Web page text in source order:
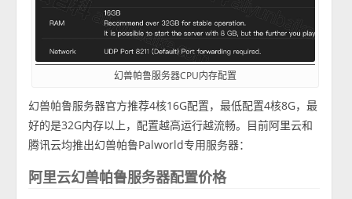
幻兽帕鲁服务器CPU内存配置
幻兽帕鲁服务器官方推荐4核16G配置，最低配置4核8G，最
好的是32G内存以上，配置越高运行越流畅。目前阿里云和
腾讯云均推出幻兽帕鲁Palworld专用服务器：
阿里云幻兽帕鲁服务器配置价格